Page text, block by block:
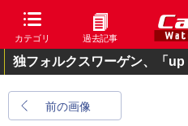
カテゴリ 過去記事
独フォルクスワーゲン、「
前の画像